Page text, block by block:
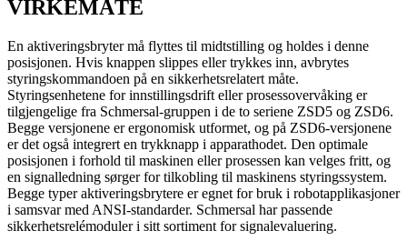
VIRKEMÅTE
En aktiveringsbryter må flyttes til midtstilling og holdes i denne
posisjonen. Hvis knappen slippes eller trykkes inn, avbrytes
styringskommandoen på en sikkerhetsrelatert måte.
Styringsenhetene for innstillingsdrift eller prosessovervåking er
tilgjengelige fra Schmersal-gruppen i de to seriene ZSD5 og ZSD6.
Begge versjonene er ergonomisk utformet, og på ZSD6-versjonene
er det også integrert en trykknapp i apparathodet. Den optimale
posisjonen i forhold til maskinen eller prosessen kan velges fritt, og
en signalledning sørger for tilkobling til maskinens styringssystem.
Begge typer aktiveringsbrytere er egnet for bruk i robotapplikasjoner
i samsvar med ANSI-standarder. Schmersal har passende
sikkerhetsrelémoduler i sitt sortiment for signalevaluering.